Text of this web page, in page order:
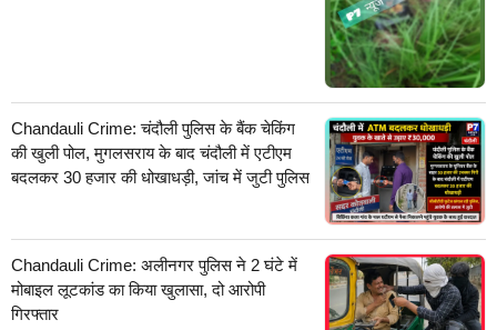
Chandauli Crime: चंदौली पुलिस के बैंक चेकिंग
की खुली पोल, मुगलसराय के बाद चंदौली में एटीएम
बदलकर 30 हजार की धोखाधड़ी, जांच में जुटी पुलिस
Chandauli Crime: अलीनगर पुलिस ने 2 घंटे में
मोबाइल लूटकांड का किया खुलासा, दो आरोपी
गिरफ्तार